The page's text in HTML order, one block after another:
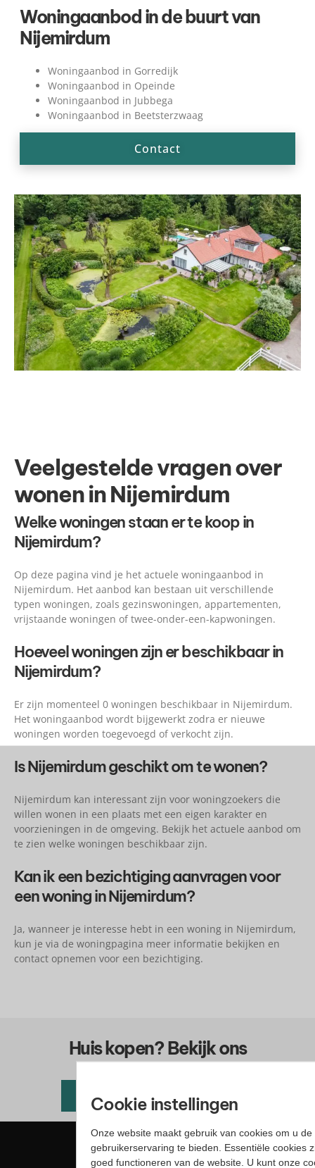
Woningaanbod in de buurt van
Nijemirdum
Woningaanbod in Gorredijk
Woningaanbod in Opeinde
Woningaanbod in Jubbega
Woningaanbod in Beetsterzwaag
Contact
Veelgestelde vragen over
wonen in Nijemirdum
Welke woningen staan er te koop in
Nijemirdum?
Op deze pagina vind je het actuele woningaanbod in
Nijemirdum. Het aanbod kan bestaan uit verschillende
typen woningen, zoals gezinswoningen, appartementen,
vrijstaande woningen of twee-onder-een-kapwoningen.
Hoeveel woningen zijn er beschikbaar in
Nijemirdum?
Er zijn momenteel 0 woningen beschikbaar in Nijemirdum.
Het woningaanbod wordt bijgewerkt zodra er nieuwe
woningen worden toegevoegd of verkocht zijn.
Is Nijemirdum geschikt om te wonen?
Nijemirdum kan interessant zijn voor woningzoekers die
willen wonen in een plaats met een eigen karakter en
voorzieningen in de omgeving. Bekijk het actuele aanbod om
te zien welke woningen beschikbaar zijn.
Kan ik een bezichtiging aanvragen voor
een woning in Nijemirdum?
Ja, wanneer je interesse hebt in een woning in Nijemirdum,
kun je via de woningpagina meer informatie bekijken en
contact opnemen voor een bezichtiging.
Huis kopen? Bekijk ons
woningaanbod
Alle beschikbare woningen
Cookie instellingen
Onze website maakt gebruik van cookies om u
gebruikerservaring te bieden. Essentiële cookies
goed functioneren van de website. U kunt onze